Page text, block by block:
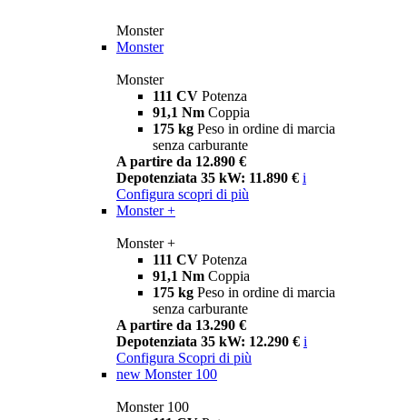
Monster
Monster
Monster
111 CV Potenza
91,1 Nm Coppia
175 kg Peso in ordine di marcia
senza carburante
A partire da 12.890 €
Depotenziata 35 kW: 11.890 € i
Configura scopri di più
Monster +
Monster +
111 CV Potenza
91,1 Nm Coppia
175 kg Peso in ordine di marcia
senza carburante
A partire da 13.290 €
Depotenziata 35 kW: 12.290 € i
Configura Scopri di più
new Monster 100
Monster 100